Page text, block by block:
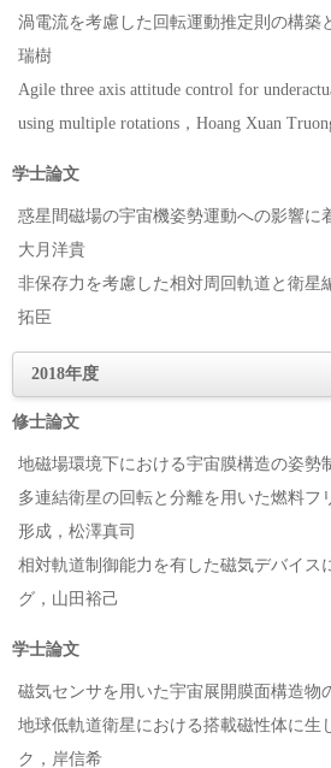
渦電流を考慮した回転運動推定則の構築
瑞樹
Agile three axis attitude control for
using multiple rotations，Hoang Xuan
学士論文
惑星間磁場の宇宙機姿勢運動への影響に
大月洋貴
非保存力を考慮した相対周回軌道と衛星
拓臣
2018年度
修士論文
地磁場環境下における宇宙膜構造の姿勢
多連結衛星の回転と分離を用いた燃料フ
形成，松澤真司
相対軌道制御能力を有した磁気デバイス
グ，山田裕己
学士論文
磁気センサを用いた宇宙展開膜面構造物
地球低軌道衛星における搭載磁性体に生
ク，岸信希